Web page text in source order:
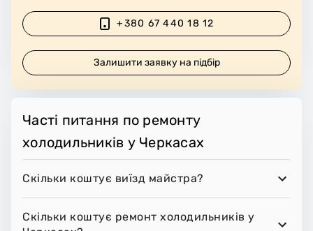
+380 67 440 18 12
Залишити заявку на підбір
Часті питання по ремонту
холодильників у Черкасах
Скільки коштує виїзд майстра?
Скільки коштує ремонт холодильників у